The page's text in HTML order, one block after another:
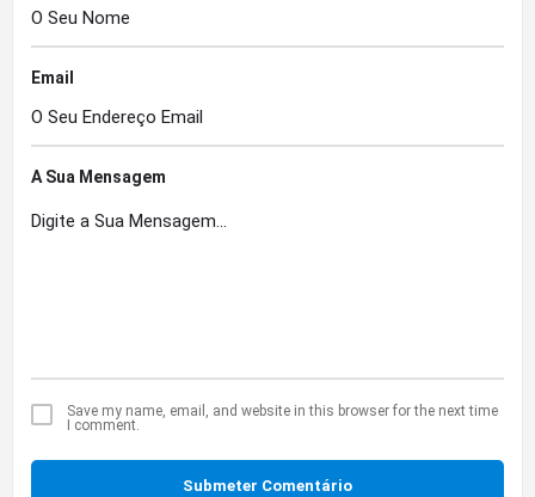
Email
A Sua Mensagem
Save my name, email, and website in this browser for the next time
I comment.
Submeter Comentário